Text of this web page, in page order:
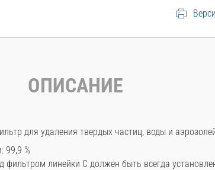
ОПИСАНИЕ
для удаления твердых частиц, воды и
99,9 %
линейки С должен быть всегда